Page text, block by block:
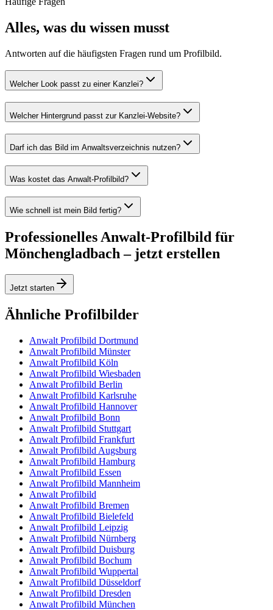
Alles, was du wissen musst
Antworten auf die häufigsten Fragen rund um Profilbild.
Welcher Look passt zu einer Kanzlei?
Welcher Hintergrund passt zur Kanzlei-Website?
Darf ich das Bild im Anwaltsverzeichnis nutzen?
Was kostet das Anwalt-Profilbild?
Wie schnell ist mein Bild fertig?
Professionelles Anwalt-Profilbild für
Mönchengladbach – jetzt erstellen
Jetzt starten
Ähnliche Profilbilder
Anwalt Profilbild Dortmund
Anwalt Profilbild Münster
Anwalt Profilbild Köln
Anwalt Profilbild Wiesbaden
Anwalt Profilbild Berlin
Anwalt Profilbild Karlsruhe
Anwalt Profilbild Hannover
Anwalt Profilbild Bonn
Anwalt Profilbild Stuttgart
Anwalt Profilbild Frankfurt
Anwalt Profilbild Augsburg
Anwalt Profilbild Hamburg
Anwalt Profilbild Essen
Anwalt Profilbild Mannheim
Anwalt Profilbild
Anwalt Profilbild Bremen
Anwalt Profilbild Bielefeld
Anwalt Profilbild Leipzig
Anwalt Profilbild Nürnberg
Anwalt Profilbild Duisburg
Anwalt Profilbild Bochum
Anwalt Profilbild Wuppertal
Anwalt Profilbild Düsseldorf
Anwalt Profilbild Dresden
Anwalt Profilbild München